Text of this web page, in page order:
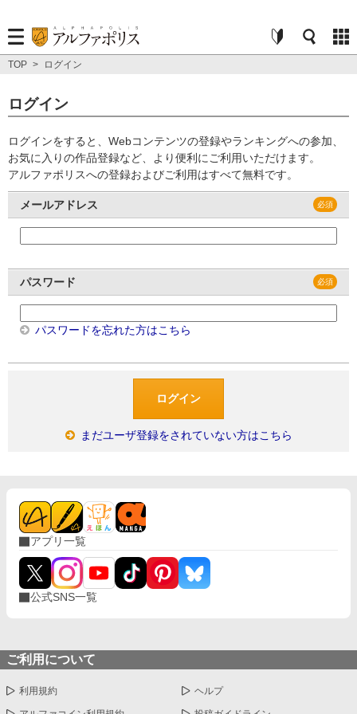
TOP > ログイン
ログイン
ログインをすると、Webコンテンツの登録やランキングへの参加、
お気に入りの作品登録など、より便利にご利用いただけます。
アルファポリスへの登録およびご利用はすべて無料です。
メールアドレス
パスワード
パスワードを忘れた方はこちら
まだユーザ登録をされていない方はこちら
アプリ一覧
公式SNS一覧
ご利用について
利用規約 ヘルプ